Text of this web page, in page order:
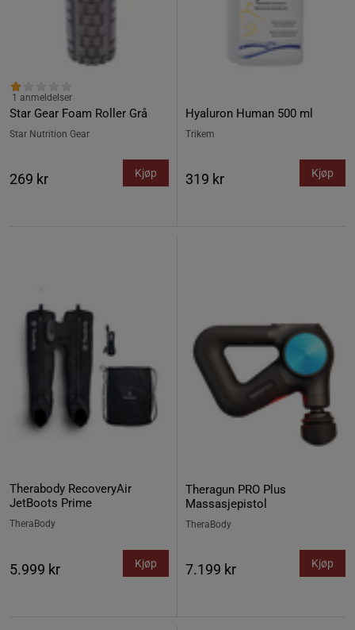
Star Gear Foam Roller Grå
1 anmeldelser
Star Nutrition Gear
269 kr Kjøp
Hyaluron Human 500 ml
Trikem
319 kr Kjøp
Therabody RecoveryAir
JetBoots Prime
TheraBody
5.999 kr Kjøp
Theragun PRO Plus
Massasjepistol
TheraBody
7.199 kr Kjøp